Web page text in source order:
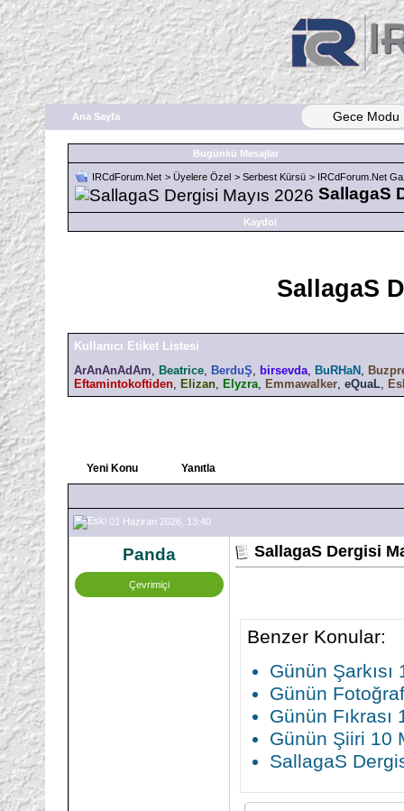
Ana Sayfa Gece Modu
Bugünkü Mesajlar
IRCdForum.Net > Üyelere Özel > Serbest Kürsü > IRCdForum.Net
SallagaS
Kaydol
SallagaS
Kullanıcı Etiket Listesi
ArAnAnAdAm Beatrice BerduŞ birsevda BuRHaN
Eftamintokoftiden Elizan Elyzra Emmawalker eQuaL
Yeni Konu Yanıtla
01 Haziran 2026, 13:40
Panda
Çevrimiçi
SallagaS Dergisi
Benzer Konular:
Günün Şarkısı
Günün
Günün Fıkrası
Günün Şiiri 10
SallagaS